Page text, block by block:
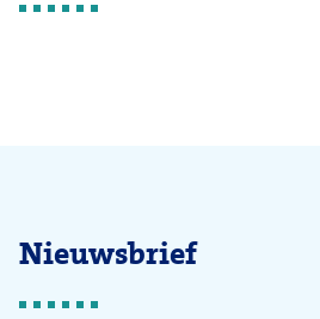
Nieuwsbrief